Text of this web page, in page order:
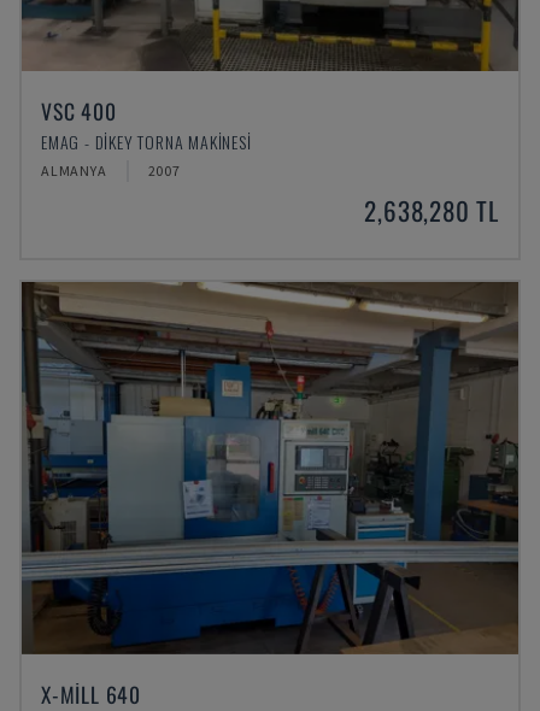
VSC 400
EMAG - DIKEY TORNA MAKINESI
ALMANYA 2007
2,638,280 TL
X-MILL 640